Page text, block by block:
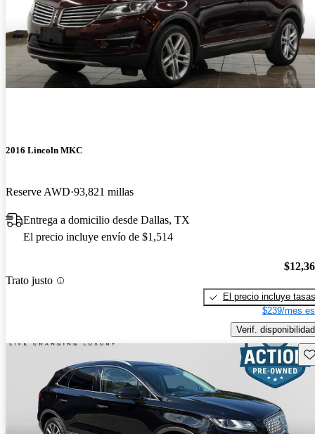
2016 Lincoln MKC
Reserve AWD 93,821 millas
Entrega a domicilio desde Dallas, TX
El precio incluye envío de $1,514
Trato justo
El precio incluye tasas
$239/mes
Verif. disponibilidad